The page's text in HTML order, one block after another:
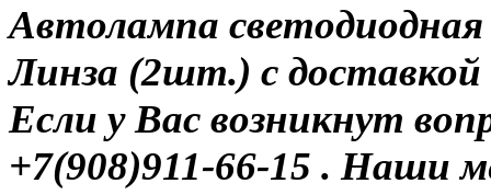
Автолампа
Линза (2шт.) с доставкой
Если у Вас возникнут
+7(908)911-66-15 . Наши